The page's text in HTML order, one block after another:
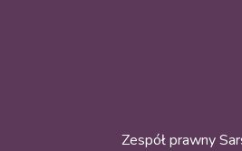
Zespół prawny